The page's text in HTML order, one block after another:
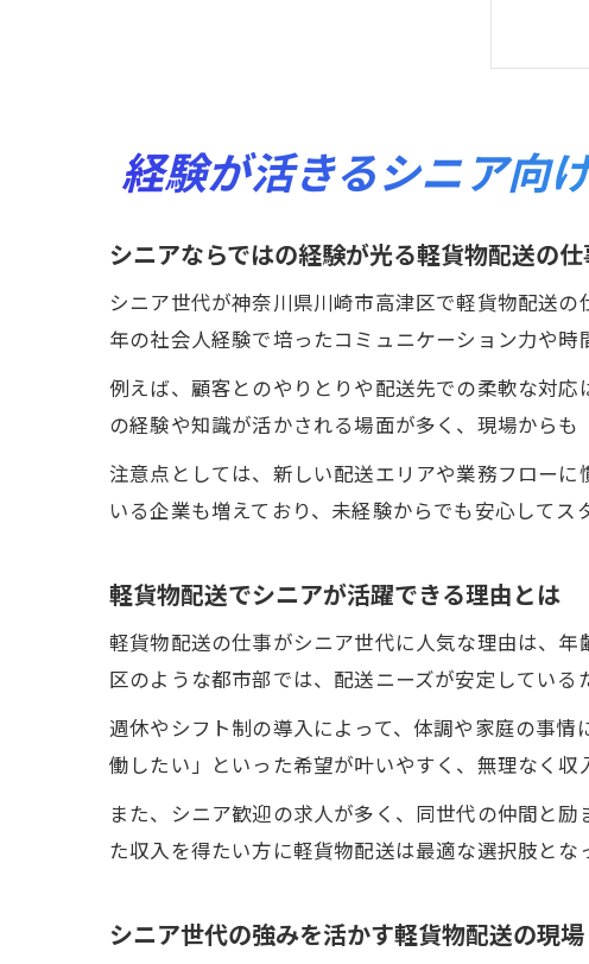
柔
健
軽
経験が活きるシニア向
シニアならではの経験が光る軽貨物配送の
シニア世代が神奈川県川崎市高津区で軽貨物配送
年の社会人経験で培ったコミュニケーション力や
例えば、顧客とのやりとりや配送先での柔軟な対
の経験や知識が活かされる場面が多く、現場からも
注意点としては、新しい配送エリアや業務フロー
いる企業も増えており、未経験からでも安心してス
軽貨物配送でシニアが活躍できる理由とは
軽貨物配送の仕事がシニア世代に人気な理由は、
区のような都市部では、配送ニーズが安定している
週休やシフト制の導入によって、体調や家庭の事
働したい」といった希望が叶いやすく、無理なく収
また、シニア歓迎の求人が多く、同世代の仲間と
た収入を得たい方に軽貨物配送は最適な選択肢とな
シニア世代の強みを活かす軽貨物配送の現場